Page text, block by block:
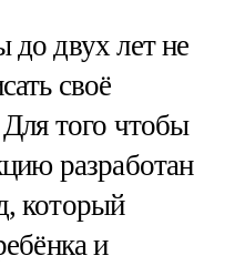
до двух лет не
своё
того чтобы
разработан
который
и